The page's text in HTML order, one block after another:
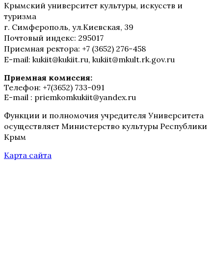
Крымский университет культуры, искусств и
туризма
г. Симферополь, ул.Киевская, 39
Почтовый индекс: 295017
Приемная ректора: +7 (3652) 276-458
E-mail: kukiit@kukiit.ru, kukiit@mkult.rk.gov.ru
Приемная комиссия:
Телефон: +7(3652) 733-091
E-mail : priemkomkukiit@yandex.ru
Функции и полномочия учредителя Университета
осуществляет Министерство культуры Республики
Крым
Карта сайта